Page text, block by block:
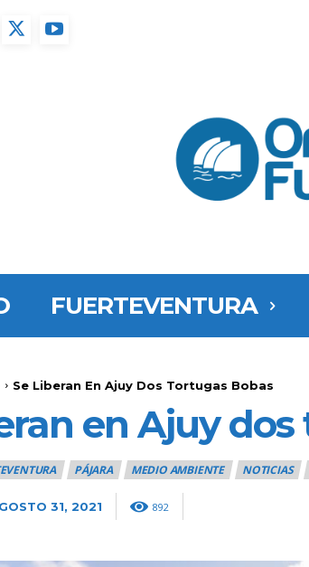
FUERTEVENTURA
Se Liberan En Ajuy Dos Tortugas Bobas
en Ajuy
PÁJARA MEDIO AMBIENTE NOTICIAS
31, 2021 892